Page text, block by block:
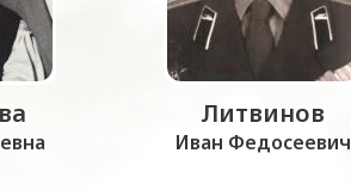
Литвинов
Иван Федосеевич